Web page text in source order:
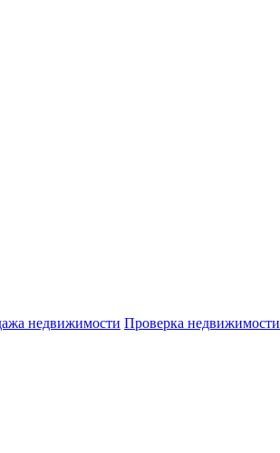
недвижимости Проверка недвижимости